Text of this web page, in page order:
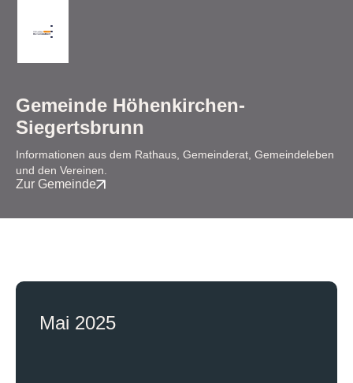
Gemeinde Höhenkirchen-
Siegertsbrunn
Informationen aus dem Rathaus, Gemeinderat, Gemeindeleben
und den Vereinen.
Zur Gemeinde
Mai 2025